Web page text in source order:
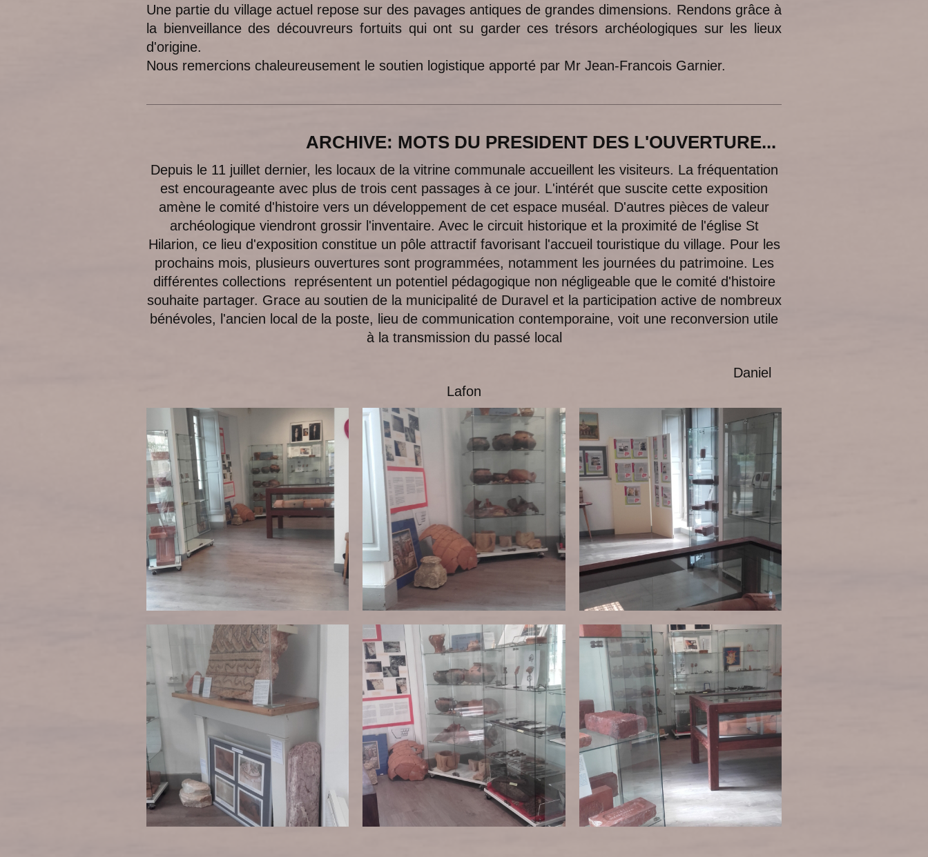
Une partie du village actuel repose sur des pavages antiques de grandes dimensions. Rendons grâce à
la bienveillance des découvreurs fortuits qui ont su garder ces trésors archéologiques sur les lieux
d'origine.
Nous remercions chaleureusement le soutien logistique apporté par Mr Jean-Francois Garnier.
ARCHIVE: MOTS DU PRESIDENT DES L'OUVERTURE...
Depuis le 11 juillet dernier, les locaux de la vitrine communale accueillent les visiteurs. La fréquentation
est encourageante avec plus de trois cent passages à ce jour. L'intérét que suscite cette exposition
amène le comité d'histoire vers un développement de cet espace muséal. D'autres pièces de valeur
archéologique viendront grossir l'inventaire. Avec le circuit historique et la proximité de l'église St
Hilarion, ce lieu d'exposition constitue un pôle attractif favorisant l'accueil touristique du village. Pour les
prochains mois, plusieurs ouvertures sont programmées, notamment les journées du patrimoine. Les
différentes collections représentent un potentiel pédagogique non négligeable que le comité d'histoire
souhaite partager. Grace au soutien de la municipalité de Duravel et la participation active de nombreux
bénévoles, l'ancien local de la poste, lieu de communication contemporaine, voit une reconversion utile
à la transmission du passé local
Daniel
Lafon